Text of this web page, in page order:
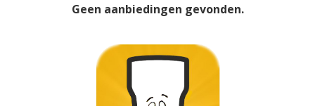
Geen aanbiedingen gevonden.